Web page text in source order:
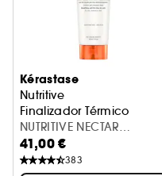
Kérastase
Nutritive
Finalizador Térmico
NUTRITIVE NECTAR
THERMIQUE 150ML
41,00 €
383